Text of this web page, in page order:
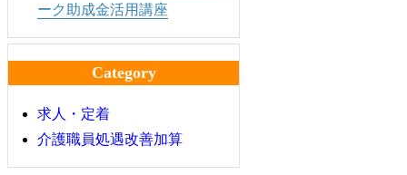
ーク助成金活用講座
Category
求人・定着
介護職員処遇改善加算